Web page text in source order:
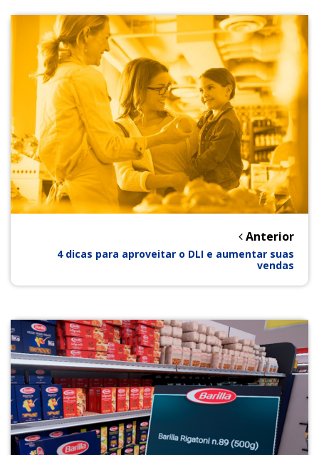
Anterior
4 dicas para aproveitar o DLI e aumentar suas
vendas